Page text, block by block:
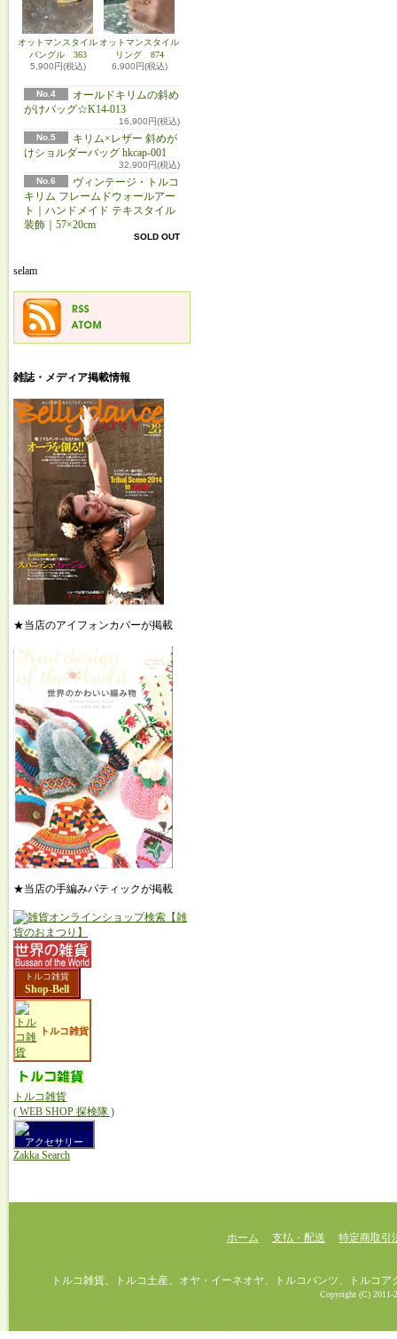
オットマンスタイル
バングル 363
5,900円(税込)
オットマンスタイル
リング 874
6,900円(税込)
No.4
オールドキリムの斜め
がけバッグ☆K14-013
16,900円(税込)
No.5
キリム×レザー 斜めが
けショルダーバッグ hkcap-001
32,900円(税込)
No.6
ヴィンテージ・トルコ
キリム フレームドウォールアー
ト｜ハンドメイド テキスタイル
装飾｜57×20cm
SOLD OUT
selam
雑誌・メディア掲載情報
★当店のアイフォンカバーが掲載
★当店の手編みパティックが掲載
トルコ雑貨
Shop-Bell
トルコ雑貨
トルコ雑貨
( WEB SHOP 探検隊 )
アクセサリー
Zakka Search
ホーム 支払・配送 特定商取引
トルコ雑貨、トルコ土産、オヤ・イーネオヤ、トルコパンツ、トルコアク
Copyright (C) 2011-